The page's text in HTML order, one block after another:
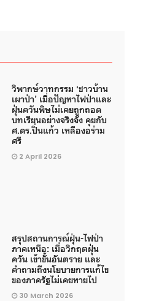
วิพากษ์วาทกรรม ‘ชาวบ้าน
เผาป่า’ เมื่อปัญหาไฟป่าและ
ฝุ่นควันพิษไม่เคยถูกถอด
บทเรียนอย่างจริงจัง คุยกับ
ศ.ดร.ปิ่นแก้ว เหลืองอร่าม
ศรี
2 April 2026
สรุปสถานการณ์ฝุ่น-ไฟป่า
ภาคเหนือ: เมื่อวิกฤตฝุ่น
ควัน เข้าขั้นอันตราย และ
คำถามถึงนโยบายการแก้ไข
ของภาครัฐไม่เคยหายไป
30 March 2026